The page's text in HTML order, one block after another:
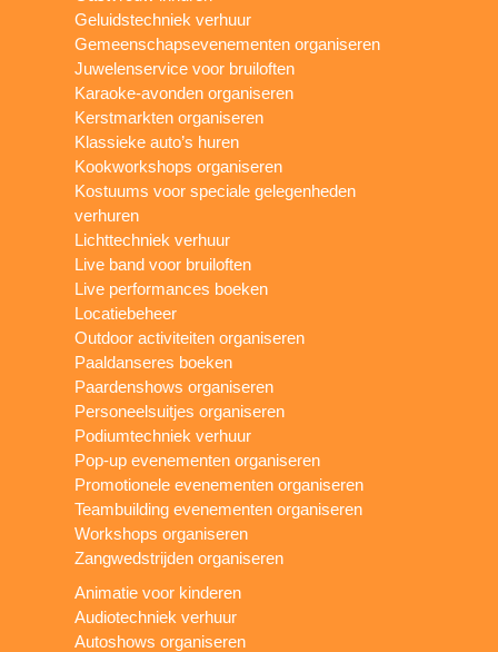
Geluidstechniek verhuur
Gemeenschapsevenementen organiseren
Juwelenservice voor bruiloften
Karaoke-avonden organiseren
Kerstmarkten organiseren
Klassieke auto’s huren
Kookworkshops organiseren
Kostuums voor speciale gelegenheden
verhuren
Lichttechniek verhuur
Live band voor bruiloften
Live performances boeken
Locatiebeheer
Outdoor activiteiten organiseren
Paaldanseres boeken
Paardenshows organiseren
Personeelsuitjes organiseren
Podiumtechniek verhuur
Pop-up evenementen organiseren
Promotionele evenementen organiseren
Teambuilding evenementen organiseren
Workshops organiseren
Zangwedstrijden organiseren
Animatie voor kinderen
Audiotechniek verhuur
Autoshows organiseren